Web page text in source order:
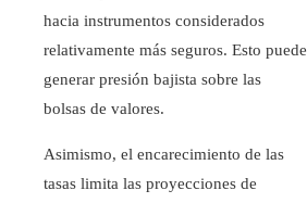
hacia instrumentos considerados
relativamente más seguros. Esto puede
generar presión bajista sobre las
bolsas de valores.
Asimismo, el encarecimiento de las
tasas limita las proyecciones de